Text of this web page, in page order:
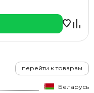
перейти к товарам
Беларусь